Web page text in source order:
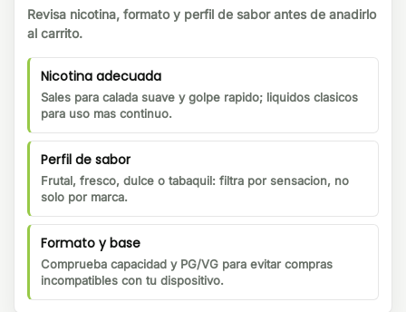
Revisa nicotina, formato y perfil de sabor antes de anadirlo
al carrito.
Nicotina adecuada
Sales para calada suave y golpe rapido; liquidos clasicos
para uso mas continuo.
Perfil de sabor
Frutal, fresco, dulce o tabaquil: filtra por sensacion, no
solo por marca.
Formato y base
Comprueba capacidad y PG/VG para evitar compras
incompatibles con tu dispositivo.